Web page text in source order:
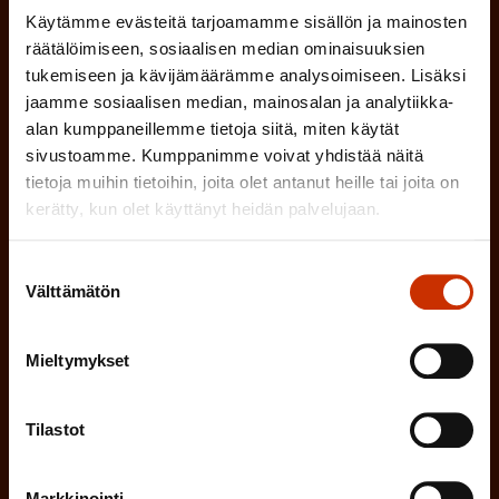
Käytämme evästeitä tarjoamamme sisällön ja mainosten
räätälöimiseen, sosiaalisen median ominaisuuksien
tukemiseen ja kävijämäärämme analysoimiseen. Lisäksi
jaamme sosiaalisen median, mainosalan ja analytiikka-
alan kumppaneillemme tietoja siitä, miten käytät
sivustoamme. Kumppanimme voivat yhdistää näitä
tietoja muihin tietoihin, joita olet antanut heille tai joita on
kerätty, kun olet käyttänyt heidän palvelujaan.
valinta
Välttämätön
Mieltymykset
Tilastot
n
)
i
n
e
n
)
l
l
i
n
e
n
LUOTTAMUSMIES
TYÖSUOJELUVALTUUTETTU
TÖISSÄ AMMATTILIITOSSA
TYÖNANTAJAN EDUSTAJA
Millä kielellä haluat uutiskirjeesi
SUOMI